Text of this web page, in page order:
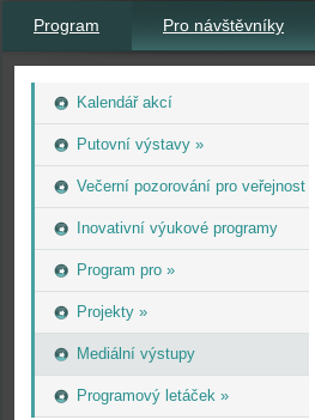
Program Pro návštěvníky
Kalendář akcí
Putovní výstavy »
Večerní pozorování pro veřejnost
Inovativní výukové programy
Program pro »
Projekty »
Mediální výstupy
Programový letáček »